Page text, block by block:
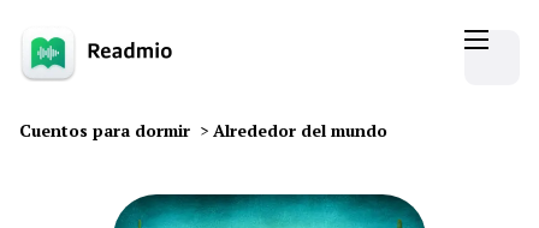
Cuentos para dormir > Alrededor del mundo